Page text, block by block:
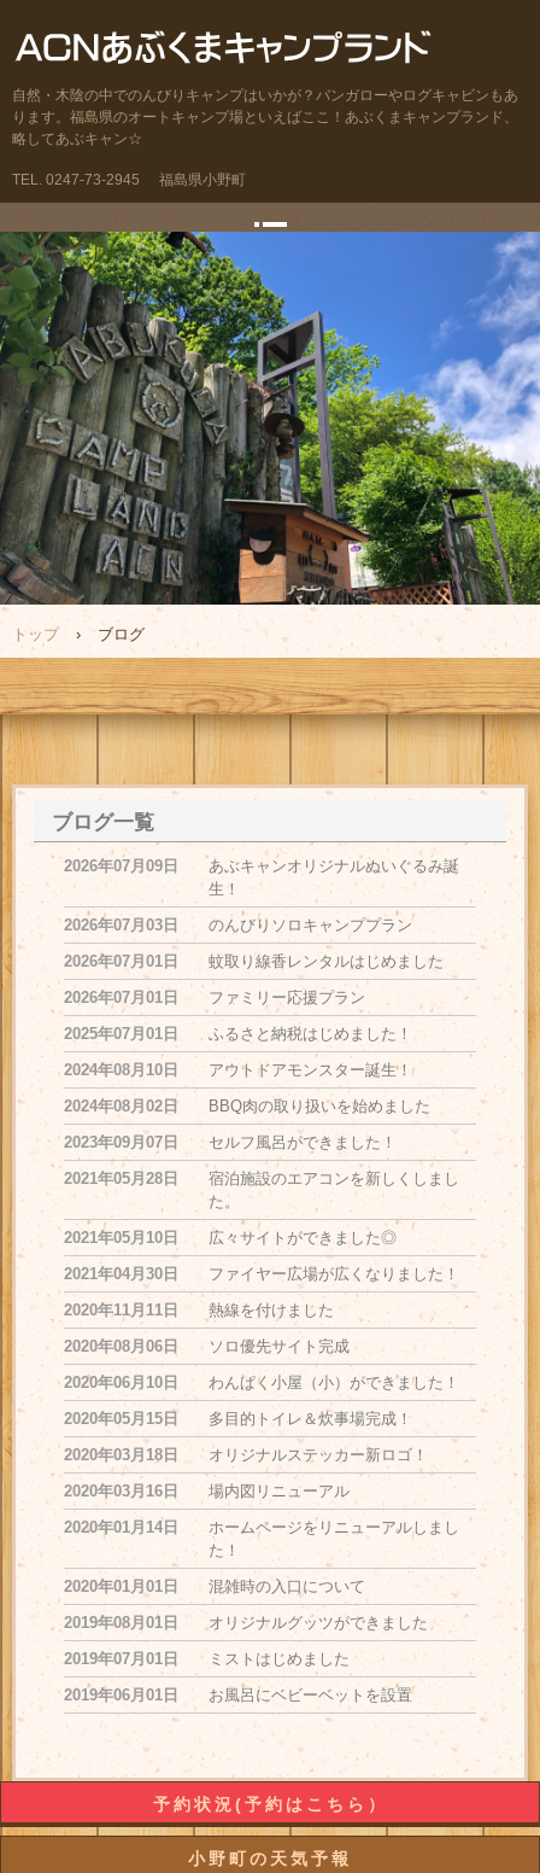
自然・木陰の中でのんびりキャンプはいかが？バンガローやログキャビンもあ
ります。福島県のオートキャンプ場といえばここ！あぶくまキャンプランド、
略してあぶキャン☆
TEL. 0247-73-2945 福島県小野町
トップ › ブログ
ブログ一覧
2026年07月09日
あぶキャンオリジナルぬいぐるみ誕
生！
2026年07月03日
のんびりソロキャンププラン
2026年07月01日
蚊取り線香レンタルはじめました
2026年07月01日
ファミリー応援プラン
2025年07月01日
ふるさと納税はじめました！
2024年08月10日
アウトドアモンスター誕生！
2024年08月02日
BBQ肉の取り扱いを始めました
2023年09月07日
セルフ風呂ができました！
2021年05月28日
宿泊施設のエアコンを新しくしまし
た。
2021年05月10日
広々サイトができました◎
2021年04月30日
ファイヤー広場が広くなりました！
2020年11月11日
熱線を付けました
2020年08月06日
ソロ優先サイト完成
2020年06月10日
わんぱく小屋（小）ができました！
2020年05月15日
多目的トイレ＆炊事場完成！
2020年03月18日
オリジナルステッカー新ロゴ！
2020年03月16日
場内図リニューアル
2020年01月14日
ホームページをリニューアルしまし
た！
2020年01月01日
混雑時の入口について
2019年08月01日
オリジナルグッツができました
2019年07月01日
ミストはじめました
2019年06月01日
お風呂にベビーベットを設置
予約状況(予約はこちら）
小野町の天気予報